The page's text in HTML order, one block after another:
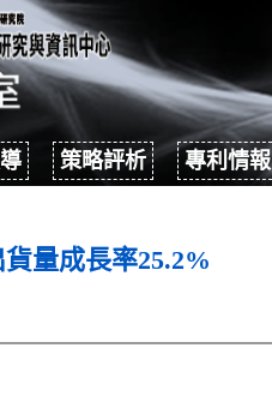
策略評析 專利情報
量成長率25.2%